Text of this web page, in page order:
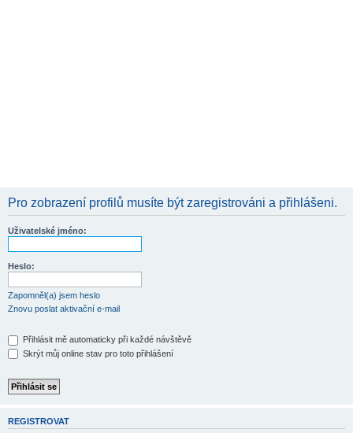
Pro zobrazení profilů musíte být zaregistrováni a přihlášeni.
Uživatelské jméno:
Heslo:
Zapomněl(a) jsem heslo
Znovu poslat aktivační e-mail
Přihlásit mě automaticky při každé návštěvě
Skrýt můj online stav pro toto přihlášení
REGISTROVAT